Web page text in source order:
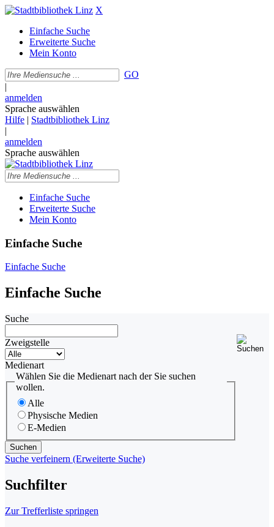
X
Einfache Suche
Erweiterte Suche
Mein Konto
GO
|
anmelden
Sprache auswählen
Hilfe | Stadtbibliothek Linz
|
anmelden
Sprache auswählen
Einfache Suche
Erweiterte Suche
Mein Konto
Einfache Suche
Einfache Suche
Einfache Suche
Suche
Zweigstelle
Medienart
Wählen Sie die Medienart nach der Sie suchen
wollen.
Alle
Physische Medien
E-Medien
Suche verfeinern (Erweiterte Suche)
Suchfilter
Zur Trefferliste springen